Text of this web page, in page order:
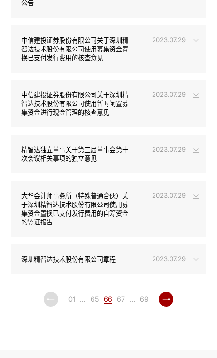
公告
中信建投证券股份有限公司关于深圳精
智达技术股份有限公司使用募集资金置
换已支付发行费用的核查意见
2023.07.29
中信建投证券股份有限公司关于深圳精
智达技术股份有限公司使用暂时闲置募
集资金进行现金管理的核查意见
2023.07.29
精智达独立董事关于第三届董事会第十
次会议相关事项的独立意见
2023.07.29
大华会计师事务所（特殊普通合伙）关
于深圳精智达技术股份有限公司使用募
集资金置换已支付发行费用的自筹资金
的鉴证报告
2023.07.29
深圳精智达技术股份有限公司章程 2023.07.29
01 … 65 66 67 … 69